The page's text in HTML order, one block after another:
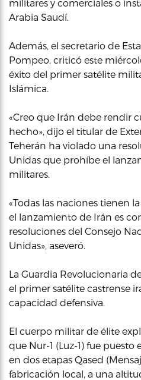
militares y comerciales o
Arabia Saudí.
Además, el secretario de
Pompeo, criticó este
éxito del primer satélite
Islámica.
«Creo que Irán debe rendir
hecho», dijo el titular de
Teherán ha violado una
Unidas que prohíbe el
militares.
«Todas las naciones tienen
el lanzamiento de Irán es
resoluciones del Consejo
Unidas», aseveró.
La Guardia Revolucionaria
el primer satélite castrense
capacidad defensiva.
El cuerpo militar de élite
que Nur-1 (Luz-1) fue
en dos etapas Qased
fabricación local, a una